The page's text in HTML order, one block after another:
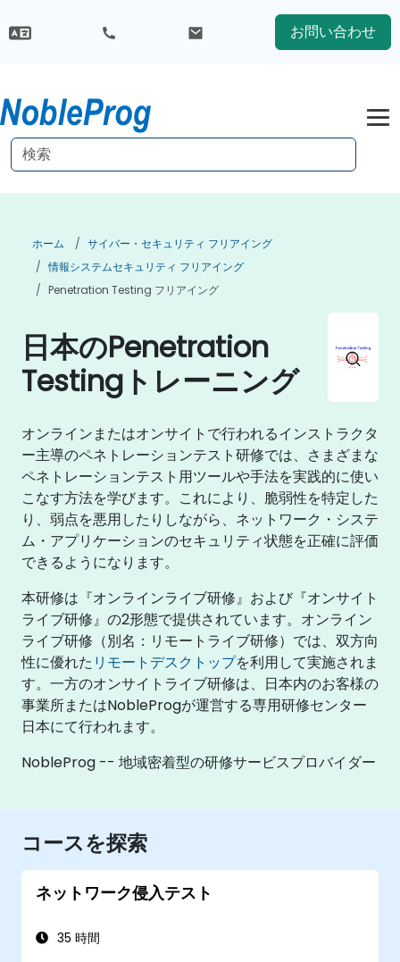
お問い合わせ
ホーム
サイバー・セキュリティ フリアイング
情報システムセキュリティ フリアイング
Penetration Testing フリアイング
日本のPenetration
Testingトレーニング
オンラインまたはオンサイトで行われるインストラクタ
ー主導のペネトレーションテスト研修では、さまざまな
ペネトレーションテスト用ツールや手法を実践的に使い
こなす方法を学びます。これにより、脆弱性を特定した
り、弱点を悪用したりしながら、ネットワーク・システ
ム・アプリケーションのセキュリティ状態を正確に評価
できるようになります。
本研修は『オンラインライブ研修』および『オンサイト
ライブ研修』の2形態で提供されています。オンライン
ライブ研修（別名：リモートライブ研修）では、双方向
性に優れたリモートデスクトップを利用して実施されま
す。一方のオンサイトライブ研修は、日本内のお客様の
事業所またはNobleProgが運営する専用研修センター
日本にて行われます。
NobleProg -- 地域密着型の研修サービスプロバイダー
コースを探索
ネットワーク侵入テスト
35 時間